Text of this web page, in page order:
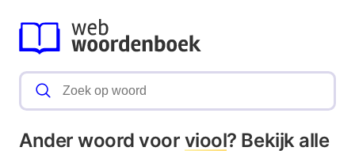
Ander woord voor viool? Bekijk alle